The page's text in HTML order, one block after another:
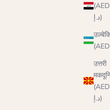
(AED
د.إ)
उत्तरी
(AED
د.إ)